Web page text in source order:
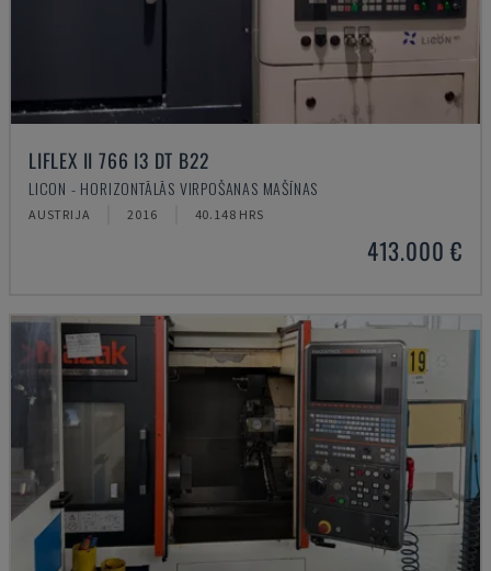
LIFLEX II 766 I3 DT B22
LICON - HORIZONTĀLĀS VIRPOŠANAS MAŠĪNAS
AUSTRIJA 2016 40.148 HRS
413.000 €